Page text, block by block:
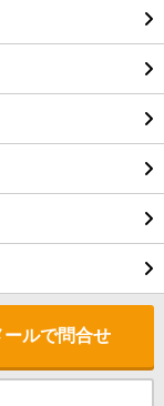
ールで問合せ